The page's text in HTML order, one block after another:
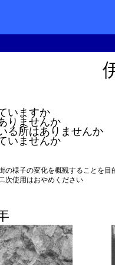
いますか
りませんか
る所はありませんか
いませんか
の様子の変化を概観することを
次使用はおやめください